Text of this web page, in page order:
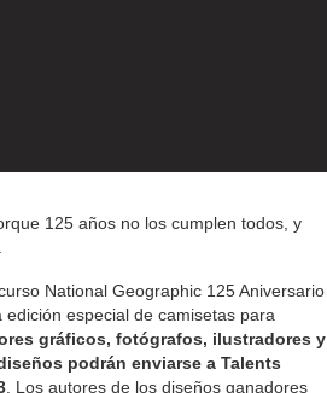
125 años no los cumplen todos, y
National Geographic 125 Aniversario
especial de camisetas para
gráficos, fotógrafos, ilustradores y
podrán enviarse a Talents
. Los autores de los diseños ganadores